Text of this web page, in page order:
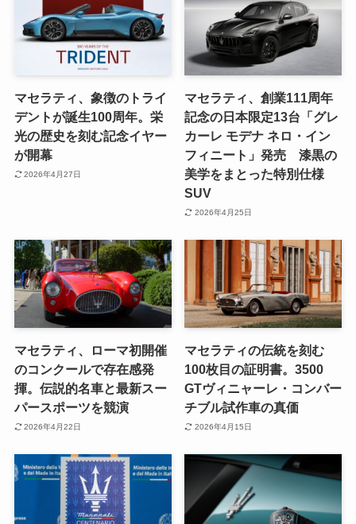
マセラティ、象徴のトライ
デントが誕生100周年。栄
光の歴史を刻む記念イヤー
が開幕
2026年4月27日
マセラティ、創業111周年
記念の日本限定13台「グレ
カーレ モデナ ネロ・イン
フィニート」発売 漆黒の
美学をまとった特別仕様
SUV
2026年4月25日
マセラティ、ローマ初開催
のコンクールで存在感発
揮。伝説的名車と最新スー
パースポーツを競演
2026年4月22日
マセラティの伝統を刻む
100枚目の証明書。3500
GTヴィニャーレ・コンバー
チブル試作車の真価
2026年4月15日